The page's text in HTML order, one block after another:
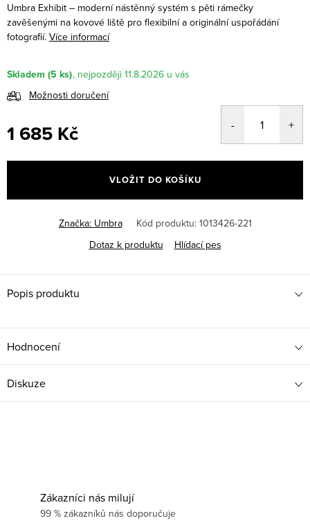
Umbra Exhibit – moderní nástěnný systém s pěti rámečky
zavěšenými na kovové liště pro flexibilní a originální uspořádání
fotografií. Více informací
Skladem (5 ks)
11.8.2026
Možnosti doručení
1 685 Kč
cena:
VLOŽIT DO KOŠÍKU
Značka: Umbra Kód produktu: 1013426-221
Dotaz k produktu
Hlídací pes
Popis produktu
Hodnocení
Diskuze
Zákazníci nás milují
99 % zákazníků nás doporučuje